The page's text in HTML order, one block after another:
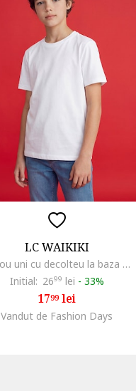
LC WAIKIKI
Tricou uni cu decolteu la baza gatului, Alb optic
Initial: 2699 lei - 33%
1799lei
Vandut de Fashion Days